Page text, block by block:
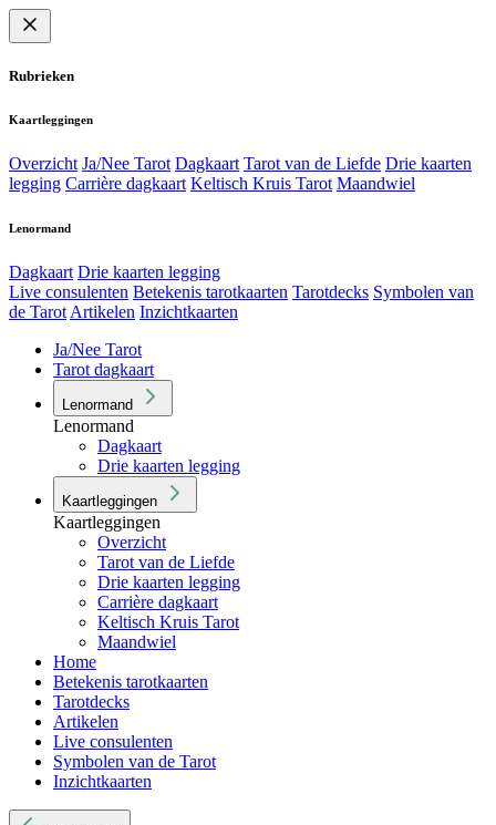
Rubrieken
Kaartleggingen
Overzicht Ja/Nee Tarot Dagkaart Tarot van de Liefde Drie kaarten
legging Carrière dagkaart Keltisch Kruis Tarot Maandwiel
Lenormand
Dagkaart Drie kaarten legging
Live consulenten Betekenis tarotkaarten Tarotdecks Symbolen van
de Tarot Artikelen Inzichtkaarten
Ja/Nee Tarot
Tarot dagkaart
Lenormand
Lenormand
Dagkaart
Drie kaarten legging
Kaartleggingen
Kaartleggingen
Overzicht
Tarot van de Liefde
Drie kaarten legging
Carrière dagkaart
Keltisch Kruis Tarot
Maandwiel
Home
Betekenis tarotkaarten
Tarotdecks
Artikelen
Live consulenten
Symbolen van de Tarot
Inzichtkaarten